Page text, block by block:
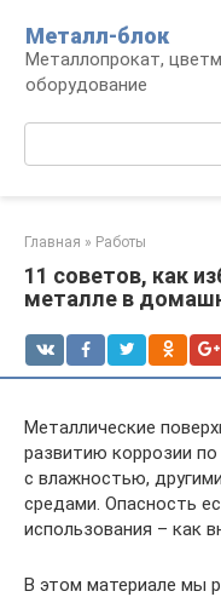
контенту
Металл-блок
Металлопрокат,
оборудование
Главная » Работы
11 советов, как
металле в
Металлические
развитию коррозии
с влажностью,
средами. Опасность
использования – как
В этом материале мы